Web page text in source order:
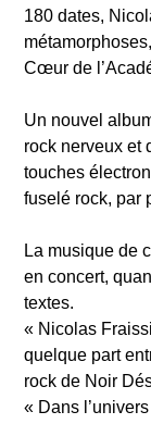
180 dates,
Cœur de
Un nouvel
rock nerveux et
touches
fuselé rock, par
La musique de
en concert,
textes.
« Nicolas
quelque part
rock de Noir
« Dans